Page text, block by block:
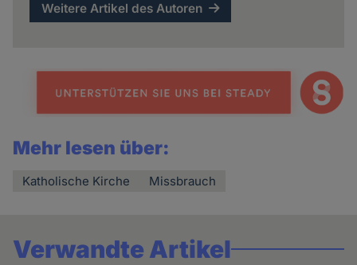
Weitere Artikel des Autoren
Mehr lesen über:
Katholische Kirche Missbrauch
Verwandte Artikel